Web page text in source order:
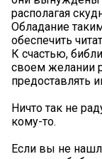
располагая
Обладание
обеспечить
К счастью,
своем желании
предоставлять
Ничто так не
кому-то.
Если вы не